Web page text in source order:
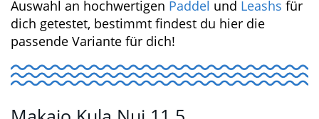
Die Tatsache, dass keine Leash zum
Lieferumfang gehört, finde ich persönlich
fahrlässig, denn dadurch wird dem Einsteiger
suggeriert, dass eine Leash nicht unbedingt
sein muss…das Gegenteil ist der Fall. Sei